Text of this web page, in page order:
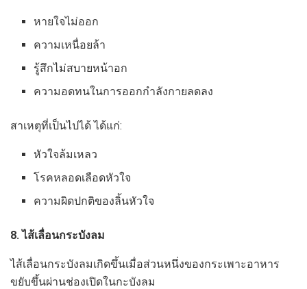
หายใจไม่ออก
ความเหนื่อยล้า
รู้สึกไม่สบายหน้าอก
ความอดทนในการออกกำลังกายลดลง
สาเหตุที่เป็นไปได้ ได้แก่:
หัวใจล้มเหลว
โรคหลอดเลือดหัวใจ
ความผิดปกติของลิ้นหัวใจ
8. ไส้เลื่อนกระบังลม
ไส้เลื่อนกระบังลมเกิดขึ้นเมื่อส่วนหนึ่งของกระเพาะอาหาร
ขยับขึ้นผ่านช่องเปิดในกะบังลม